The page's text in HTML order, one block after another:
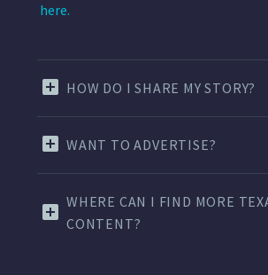
here.
HOW DO I SHARE MY STORY?
WANT TO ADVERTISE?
WHERE CAN I FIND MORE
CONTENT?